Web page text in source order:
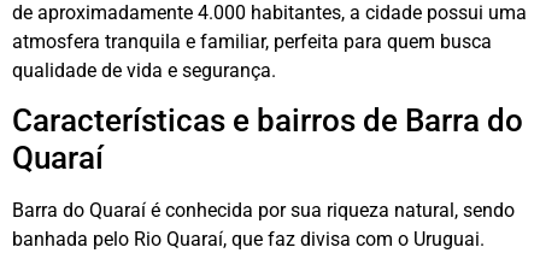
de aproximadamente 4.000 habitantes, a cidade possui uma
atmosfera tranquila e familiar, perfeita para quem busca
qualidade de vida e segurança.
Características e bairros de Barra do
Quaraí
Barra do Quaraí é conhecida por sua riqueza natural, sendo
banhada pelo Rio Quaraí, que faz divisa com o Uruguai.